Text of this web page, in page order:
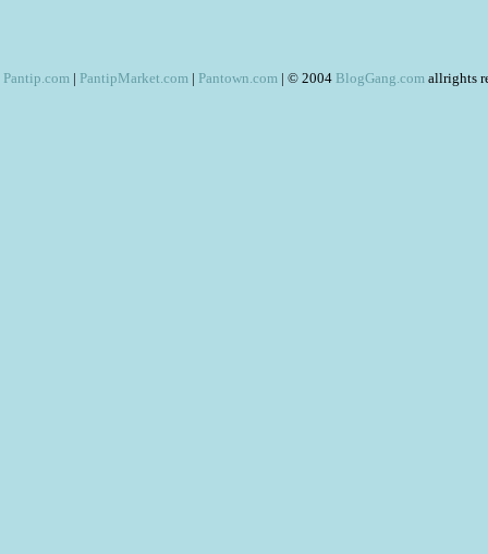
Pantip.com | PantipMarket.com | Pantown.com | © 2004 BlogGang.com allrights